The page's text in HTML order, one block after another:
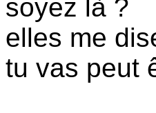
soyez là ?
elles me
tu vas peut